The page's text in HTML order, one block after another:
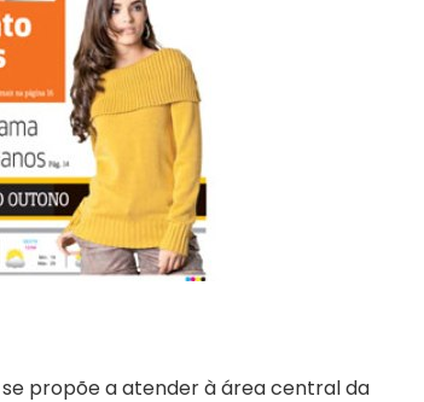
propõe a atender à área central da